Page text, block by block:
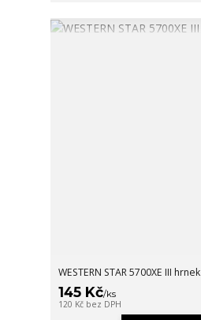
WESTERN STAR 5700XE III hrnek
145 Kč/ks
120 Kč bez DPH